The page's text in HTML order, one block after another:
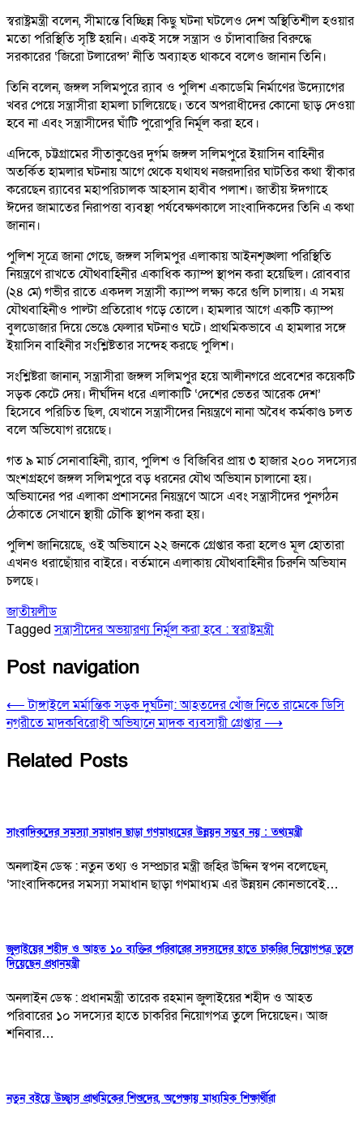
স্বরাষ্ট্রমন্ত্রী বলেন, সীমান্তে বিচ্ছিন্ন কিছু ঘটনা ঘটলেও দেশ অস্থিতিশীল হওয়ার
মতো পরিস্থিতি সৃষ্টি হয়নি। একই সঙ্গে সন্ত্রাস ও চাঁদাবাজির বিরুদ্ধে
সরকারের ‘জিরো টলারেন্স’ নীতি অব্যাহত থাকবে বলেও জানান তিনি।
তিনি বলেন, জঙ্গল সলিমপুরে র‍্যাব ও পুলিশ একাডেমি নির্মাণের উদ্যোগের
খবর পেয়ে সন্ত্রাসীরা হামলা চালিয়েছে। তবে অপরাধীদের কোনো ছাড় দেওয়া
হবে না এবং সন্ত্রাসীদের ঘাঁটি পুরোপুরি নির্মূল করা হবে।
এদিকে, চট্টগ্রামের সীতাকুণ্ডের দুর্গম জঙ্গল সলিমপুরে ইয়াসিন বাহিনীর
অতর্কিত হামলার ঘটনায় আগে থেকে যথাযথ নজরদারির ঘাটতির কথা স্বীকার
করেছেন র‍্যাবের মহাপরিচালক আহসান হাবীব পলাশ। জাতীয় ঈদগাহে
ঈদের জামাতের নিরাপত্তা ব্যবস্থা পর্যবেক্ষণকালে সাংবাদিকদের তিনি এ কথা
জানান।
পুলিশ সূত্রে জানা গেছে, জঙ্গল সলিমপুর এলাকায় আইনশৃঙ্খলা পরিস্থিতি
নিয়ন্ত্রণে রাখতে যৌথবাহিনীর একাধিক ক্যাম্প স্থাপন করা হয়েছিল। রোববার
(২৪ মে) গভীর রাতে একদল সন্ত্রাসী ক্যাম্প লক্ষ্য করে গুলি চালায়। এ সময়
যৌথবাহিনীও পাল্টা প্রতিরোধ গড়ে তোলে। হামলার আগে একটি ক্যাম্প
বুলডোজার দিয়ে ভেঙে ফেলার ঘটনাও ঘটে। প্রাথমিকভাবে এ হামলার সঙ্গে
ইয়াসিন বাহিনীর সংশ্লিষ্টতার সন্দেহ করছে পুলিশ।
সংশ্লিষ্টরা জানান, সন্ত্রাসীরা জঙ্গল সলিমপুর হয়ে আলীনগরে প্রবেশের কয়েকটি
সড়ক কেটে দেয়। দীর্ঘদিন ধরে এলাকাটি ‘দেশের ভেতর আরেক দেশ’
হিসেবে পরিচিত ছিল, যেখানে সন্ত্রাসীদের নিয়ন্ত্রণে নানা অবৈধ কর্মকাণ্ড চলত
বলে অভিযোগ রয়েছে।
গত ৯ মার্চ সেনাবাহিনী, র‍্যাব, পুলিশ ও বিজিবির প্রায় ৩ হাজার ২০০ সদস্যের
অংশগ্রহণে জঙ্গল সলিমপুরে বড় ধরনের যৌথ অভিযান চালানো হয়।
অভিযানের পর এলাকা প্রশাসনের নিয়ন্ত্রণে আসে এবং সন্ত্রাসীদের পুনর্গঠন
ঠেকাতে সেখানে স্থায়ী চৌকি স্থাপন করা হয়।
পুলিশ জানিয়েছে, ওই অভিযানে ২২ জনকে গ্রেপ্তার করা হলেও মূল হোতারা
এখনও ধরাছোঁয়ার বাইরে। বর্তমানে এলাকায় যৌথবাহিনীর চিরুনি অভিযান
চলছে।
জাতীয়লীড
Taggedসন্ত্রাসীদের অভয়ারণ্য নির্মূল করা হবে : স্বরাষ্ট্রমন্ত্রী
Post navigation
⟵ টাঙ্গাইলে মর্মান্তিক সড়ক দুর্ঘটনা: আহতদের খোঁজ নিতে রামেকে ডিসি
নগরীতে মাদকবিরোধী অভিযানে মাদক ব্যবসায়ী গ্রেপ্তার ⟶
Related Posts
সাংবাদিকদের সমস্যা সমাধান ছাড়া গণমাধ্যমের উন্নয়ন সম্ভব নয় : তথ্যমন্ত্রী
অনলাইন ডেস্ক : নতুন তথ্য ও সম্প্রচার মন্ত্রী জহির উদ্দিন স্বপন বলেছেন,
‘সাংবাদিকদের সমস্যা সমাধান ছাড়া গণমাধ্যম এর উন্নয়ন কোনভাবেই…
জুলাইয়ের শহীদ ও আহত ১০ ব্যক্তির পরিবারের সদস্যদের হাতে চাকরির নিয়োগপত্র তুলে
দিয়েছেন প্রধানমন্ত্রী
অনলাইন ডেস্ক : প্রধানমন্ত্রী তারেক রহমান জুলাইয়ের শহীদ ও আহত
পরিবারের ১০ সদস্যের হাতে চাকরির নিয়োগপত্র তুলে দিয়েছেন। আজ
শনিবার…
নতুন বইয়ে উচ্ছ্বাস প্রাথমিকের শিশুদের, অপেক্ষায় মাধ্যমিক শিক্ষার্থীরা